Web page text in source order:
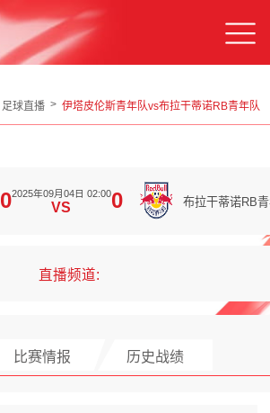
足球直播 伊塔皮伦斯青年队vs布拉干蒂诺RB青年队
02025年09月04日 02:00
VS 0 布拉干蒂诺RB
直播频道:
比赛情报 历史战绩